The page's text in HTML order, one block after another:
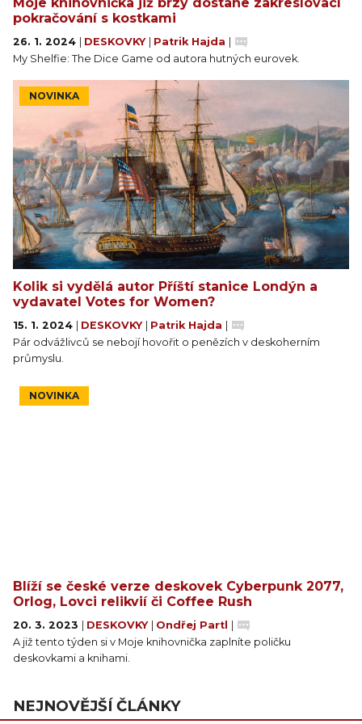
pokračování s kostkami
26. 1. 2024 DESKOVKY Patrik Hajda
My Shelfie: The Dice Game od autora hutných eurovek.
NOVINKA
Kolik si vydělá autor Příští stanice Londýn a
vydavatel Votes for Women?
15. 1. 2024 DESKOVKY Patrik Hajda
Pár odvážlivců se nebojí hovořit o penězích v deskoherním
průmyslu.
NOVINKA
Blíží se české verze deskovek Cyberpunk 2077,
Orlog, Lovci relikvií či Coffee Rush
20. 3. 2023 DESKOVKY Ondřej Partl
A již tento týden si v Moje knihovnička zaplníte poličku
deskovkami a knihami.
NEJNOVĚJŠÍ ČLÁNKY